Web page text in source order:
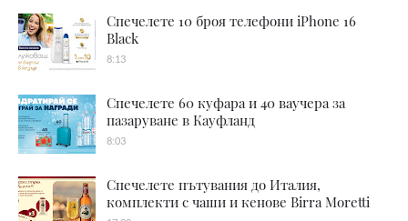
Спечелете 10 броя телефони iPhone 16
Black
8:13
Спечелете 60 куфара и 40 ваучера за
пазаруване в Кауфланд
8:03
Спечелете пътувания до Италия,
комплекти с чаши и кенове Birra Moretti